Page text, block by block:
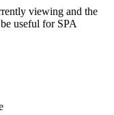
viewing and the
useful for SPA